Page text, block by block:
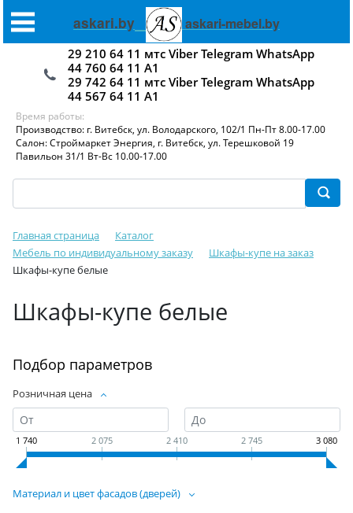
askari.by askari-mebel.by
29 210 64 11 мтс Viber Telegram WhatsApp
44 760 64 11 А1
29 742 64 11 мтс Viber Telegram WhatsApp
44 567 64 11 А1
Время работы:
Производство: г. Витебск, ул. Володарского, 102/1 Пн-Пт 8.00-17.00
Салон: Строймаркет Энергия, г. Витебск, ул. Терешковой 19
Павильон 31/1 Вт-Вс 10.00-17.00
Главная страница
Каталог
Мебель по индивидуальному заказу
Шкафы-купе на заказ
Шкафы-купе белые
Шкафы-купе белые
Подбор параметров
Розничная цена
1 740 2 075 2 410 2 745 3 080
Материал и цвет фасадов (дверей)